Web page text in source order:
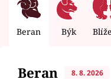
Beran Býk
Beran 8. 8. 2026